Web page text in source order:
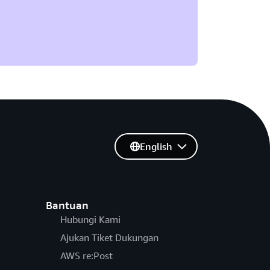
Bantuan
Hubungi Kami
Ajukan Tiket Dukungan
AWS re:Post
English